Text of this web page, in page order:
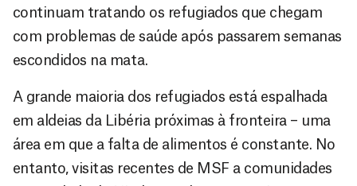
continuam tratando os refugiados que chegam
com problemas de saúde após passarem semanas
escondidos na mata.
A grande maioria dos refugiados está espalhada
em aldeias da Libéria próximas à fronteira – uma
área em que a falta de alimentos é constante. No
entanto, visitas recentes de MSF a comunidades